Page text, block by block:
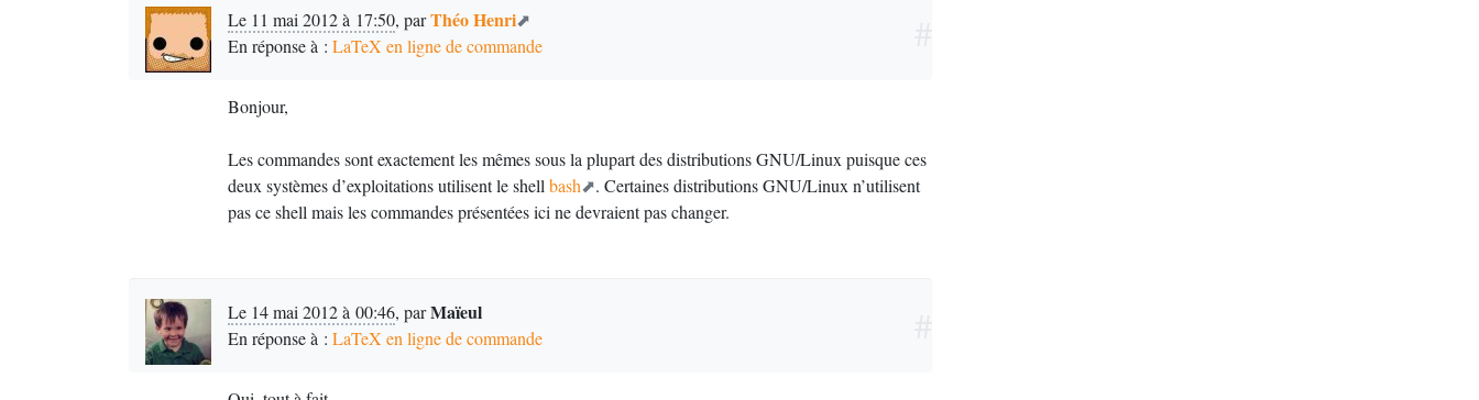
Le 11 mai 2012 à 17:50, parThéo Henri
En réponse à : LaTeX en ligne de commande
Bonjour,
Les commandes sont exactement les mêmes sous la plupart des distributionsGNU/Linux puisque ces
deux systèmes d’exploitations utilisent le shell bash . Certaines distributionsGNU/Linux n’utilisent
pas ce shell mais les commandes présentées ici ne devraient pas changer.
Le 14 mai 2012 à 00:46, parMaïeul
En réponse à : LaTeX en ligne de commande